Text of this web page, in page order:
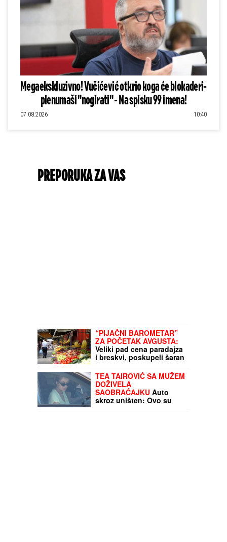
Megaekskluzivno! Vučićević otkrio koga će blokaderi-
plenumaši "nogirati" - Na spisku 99 imena!
07.08.2026 10:40
PREPORUKA ZA VAS
“PIJAČNI BAROMETAR”
ZA POČETAK AVGUSTA:
Veliki pad cena paradajza
i breskvi, poskupeli šaran
TEA TAIROVIĆ SA MUŽEM
DOŽIVELA
SAOBRAĆAJKU Auto
skroz uništen: Ovo su